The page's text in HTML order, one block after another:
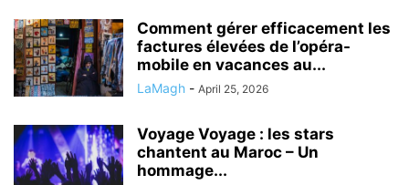
Comment gérer efficacement les
factures élevées de l’opéra-
mobile en vacances au...
LaMagh - April 25, 2026
Voyage Voyage : les stars
chantent au Maroc – Un
hommage...